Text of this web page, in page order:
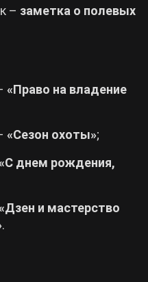
– заметка о полевых
«Право на владение
«Сезон охоты»;
днем рождения,
и мастерство
.